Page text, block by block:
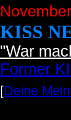
KISS
"War
Former
[Deine